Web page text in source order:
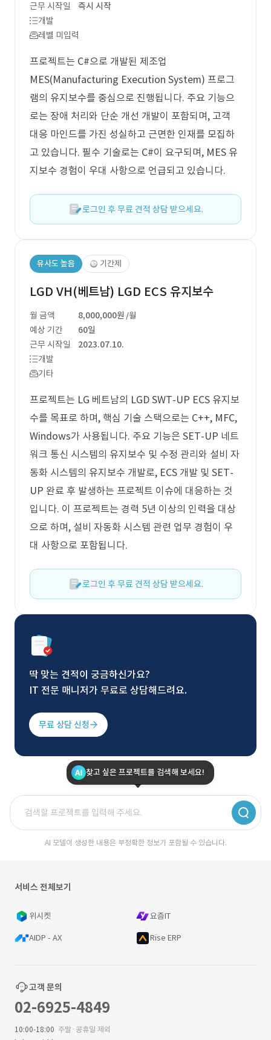
근무 시작일
즉시 시작
개발
레벨 미입력
프로젝트는 C#으로 개발된 제조업
MES(Manufacturing Execution System) 프로그
램의 유지보수를 중심으로 진행됩니다. 주요 기능으
로는 장애 처리와 단순 개선 개발이 포함되며, 고객
대응 마인드를 가진 성실하고 근면한 인재를 모집하
고 있습니다. 필수 기술로는 C#이 요구되며, MES 유
지보수 경험이 우대 사항으로 언급되고 있습니다.
로그인 후 무료 견적 상담 받으세요.
유사도 높음 기간제
LGD VH(베트남) LGD ECS 유지보수
월 금액 8,000,000원 /월
예상 기간
60일
근무 시작일
2023.07.10.
개발
기타
프로젝트는 LG 베트남의 LGD SWT-UP ECS 유지보
수를 목표로 하며, 핵심 기술 스택으로는 C++, MFC,
Windows가 사용됩니다. 주요 기능은 SET-UP 네트
워크 통신 시스템의 유지보수 및 수정 관리와 설비 자
동화 시스템의 유지보수 개발로, ECS 개발 및 SET-
UP 완료 후 발생하는 프로젝트 이슈에 대응하는 것
입니다. 이 프로젝트는 경력 5년 이상의 인력을 대상
으로 하며, 설비 자동화 시스템 관련 업무 경험이 우
대 사항으로 포함됩니다.
로그인 후 무료 견적 상담 받으세요.
딱 맞는 견적이 궁금하신가요?
IT 전문 매니저가 무료로 상담해드려요.
무료 상담 신청
찾고 싶은 프로젝트를 검색해 보세요!
AI 모델이 생성한 내용은 부정확한 정보가 포함될 수 있습니다.
서비스 전체보기
위시켓 요즘IT
AIDP - AX Rise ERP
고객 문의
02-6925-4849
10:00-18:00 주말·공휴일 제외